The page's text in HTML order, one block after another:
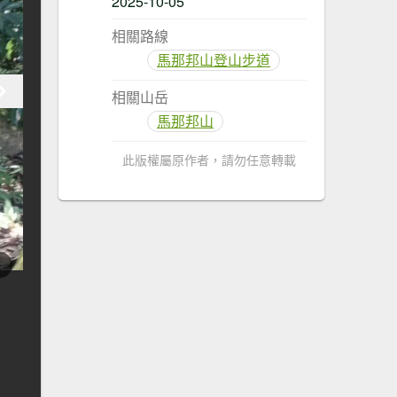
相關路線
馬那邦山登山步道
相關山岳
馬那邦山
此版權屬原作者，請勿任意轉載